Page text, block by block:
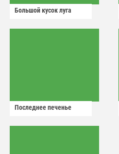
Большой кусок луга
Последнее печенье